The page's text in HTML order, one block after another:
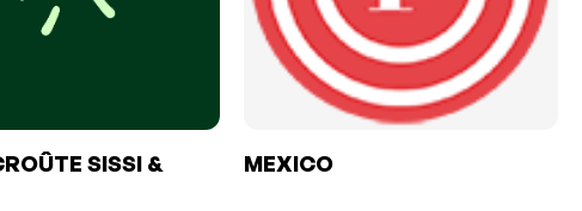
SISSI &
MEXICO